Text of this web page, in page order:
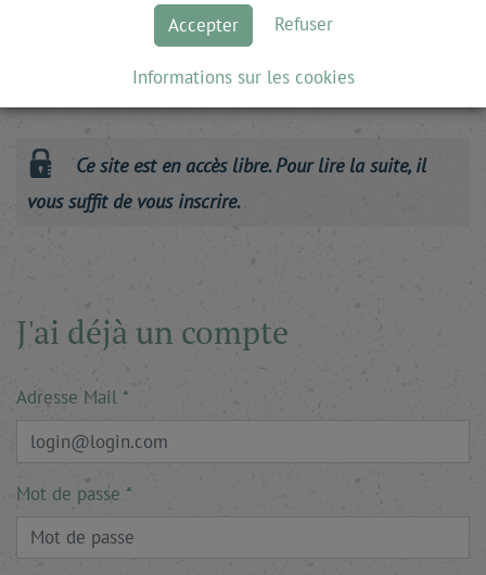
ne changera strictement rien, deux thèses principales
s’opposent. Selon les uns, la pandémie est un tournant :
elle « modifiera à jamais l’ordre mondial », écrit Henry
Kissinger, qui croit savoir qu’« après le …
Ce site est en accès libre. Pour lire la suite, il
vous suffit de vous inscrire.
J'ai déjà un compte
Adresse Mail
Mot de passe
Accepter Refuser
Informations sur les cookies